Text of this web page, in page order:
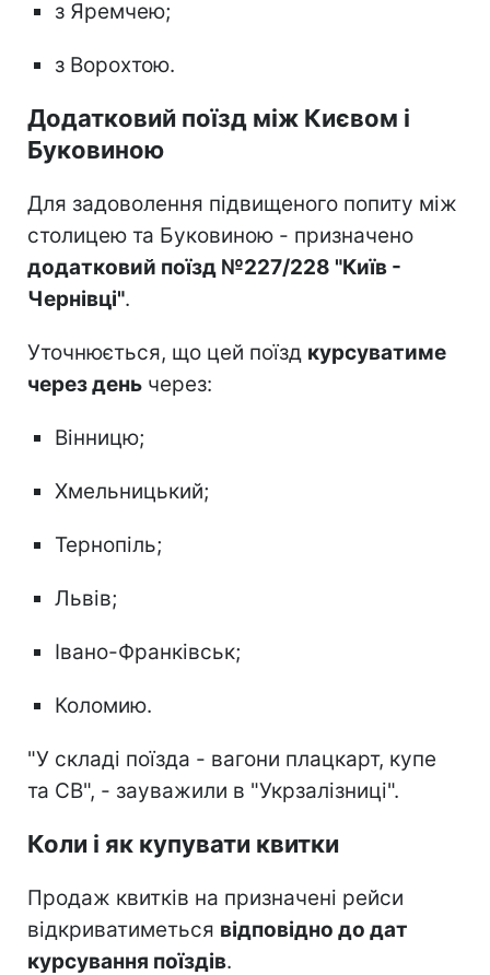
з Яремчею;
з Ворохтою.
Додатковий поїзд між Києвом і
Буковиною
Для задоволення підвищеного попиту між
столицею та Буковиною - призначено
додатковий поїзд №227/228 "Київ -
Чернівці".
Уточнюється, що цей поїзд курсуватиме
через день через:
Вінницю;
Хмельницький;
Тернопіль;
Львів;
Івано-Франківськ;
Коломию.
"У складі поїзда - вагони плацкарт, купе
та СВ", - зауважили в "Укрзалізниці".
Коли і як купувати квитки
Продаж квитків на призначені рейси
відкриватиметься відповідно до дат
курсування поїздів.